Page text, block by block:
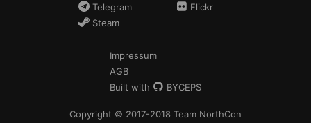
Telegram
Steam
Flickr
Impressum
AGB
Built with
BYCEPS
Copyright © 2017-2018 Team NorthCon